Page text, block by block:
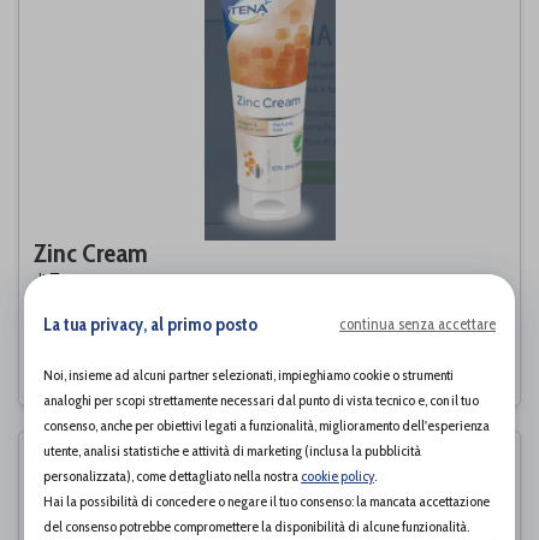
Zinc Cream
diTena
PROVA E ACQUISTA IN NEGOZIO DA4,30€
La tua privacy, al primo posto continua senza accettare
Noi, insieme ad alcuni partner selezionati, impieghiamo cookie o strumenti
analoghi per scopi strettamente necessari dal punto di vista tecnico e, con il tuo
consenso, anche per obiettivi legati a funzionalità, miglioramento dell'esperienza
utente, analisi statistiche e attività di marketing (inclusa la pubblicità
personalizzata), come dettagliato nella nostra cookie policy.
Hai la possibilità di concedere o negare il tuo consenso: la mancata accettazione
del consenso potrebbe compromettere la disponibilità di alcune funzionalità.